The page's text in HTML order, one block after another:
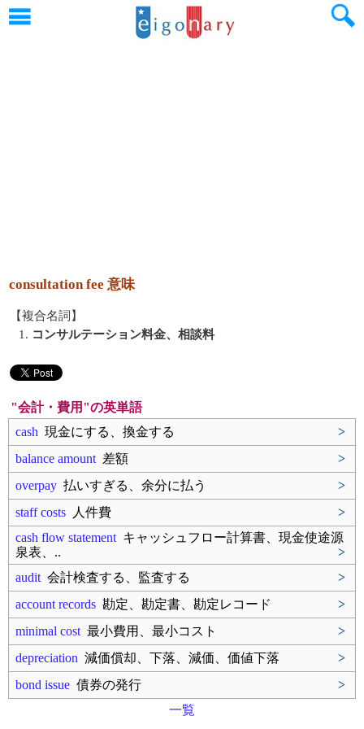
consultation fee 意味
【複合名詞】
1. コンサルテーション料金、相談料
"会計・費用"の英単語
cash 現金にする、換金する
>
balance amount 差額
>
overpay 払いすぎる、余分に払う
>
staff costs 人件費
>
cash flow statement キャッシュフロー計算書、現金使途源
泉表、..
>
audit 会計検査する、監査する
>
account records 勘定、勘定書、勘定レコード
>
minimal cost 最小費用、最小コスト
>
depreciation 減価償却、下落、減価、価値下落
>
bond issue 債券の発行
>
一覧